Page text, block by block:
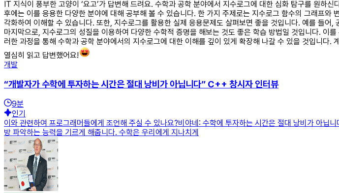
IT 지식이 풍부한 고양이 ‘요고’가 답변해 드려요. 수학과 공학 분야에서 지수로그에 대한 심화 탐구를 원하
후에는 이를 응용한 다양한 분야에 대해 공부해 볼 수 있습니다. 한 가지 주제로는 지수로그 함수의 그래프
각화하여 이해할 수 있습니다. 또한, 지수로그를 활용한 실제 응용문제도 살펴보면 좋을 것입니다. 예를 들
마지막으로, 지수로그의 성질을 이용하여 다양한 수학적 증명을 해보는 것도 좋은 학습 방법일 것입니다. 이
러한 과정을 통해 수학과 공학 분야에서의 지수로그에 대한 이해를 깊이 있게 확장해 나갈 수 있을 것입니다
열심히 읽고 답변했어요!
개발
“개발자가 수학에 투자하는 시간은 절대 낭비가 아닙니다” C++ 창시자 인터뷰
9분
인기
이와 관련하여 프로그래머들에게 조언해 주실 수 있나요?비야네: 수학에 투자하는 시간은 절대 낭비가 아
방 파악하는 능력을 기르게 해줍니다. 수학은 우리에게 지나치게